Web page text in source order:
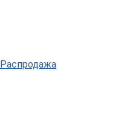
Распродажа